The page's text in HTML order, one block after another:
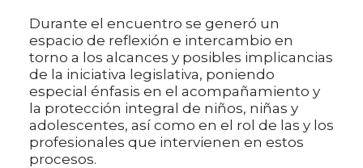
Durante el encuentro se generó un
espacio de reflexión e intercambio en
torno a los alcances y posibles implicancias
de la iniciativa legislativa, poniendo
especial énfasis en el acompañamiento y
la protección integral de niños, niñas y
adolescentes, así como en el rol de las y los
profesionales que intervienen en estos
procesos.